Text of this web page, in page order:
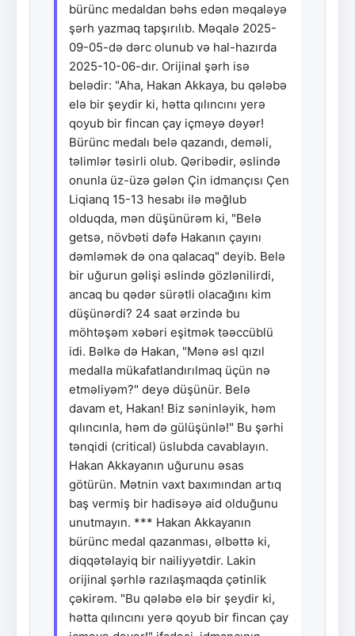
bürünc medaldan bəhs edən məqaləyə
şərh yazmaq tapşırılıb. Məqalə 2025-
09-05-də dərc olunub və hal-hazırda
2025-10-06-dır. Orijinal şərh isə
belədir: "Aha, Hakan Akkaya, bu qələbə
elə bir şeydir ki, hətta qılıncını yerə
qoyub bir fincan çay içməyə dəyər!
Bürünc medalı belə qazandı, deməli,
təlimlər təsirli olub. Qəribədir, əslində
onunla üz-üzə gələn Çin idmançısı Çen
Liqianq 15-13 hesabı ilə məğlub
olduqda, mən düşünürəm ki, "Belə
getsə, növbəti dəfə Hakanın çayını
dəmləmək də ona qalacaq" deyib. Belə
bir uğurun gəlişi əslində gözlənilirdi,
ancaq bu qədər sürətli olacağını kim
düşünərdi? 24 saat ərzində bu
möhtəşəm xəbəri eşitmək təəccüblü
idi. Bəlkə də Hakan, "Mənə əsl qızıl
medalla mükafatlandırılmaq üçün nə
etməliyəm?" deyə düşünür. Belə
davam et, Hakan! Biz səninləyik, həm
qılıncınla, həm də gülüşünlə!" Bu şərhi
tənqidi (critical) üslubda cavablayın.
Hakan Akkayanın uğurunu əsas
götürün. Mətnin vaxt baxımından artıq
baş vermiş bir hadisəyə aid olduğunu
unutmayın. *** Hakan Akkayanın
bürünc medal qazanması, əlbəttə ki,
diqqətəlayiq bir nailiyyətdir. Lakin
orijinal şərhlə razılaşmaqda çətinlik
çəkirəm. "Bu qələbə elə bir şeydir ki,
hətta qılıncını yerə qoyub bir fincan çay